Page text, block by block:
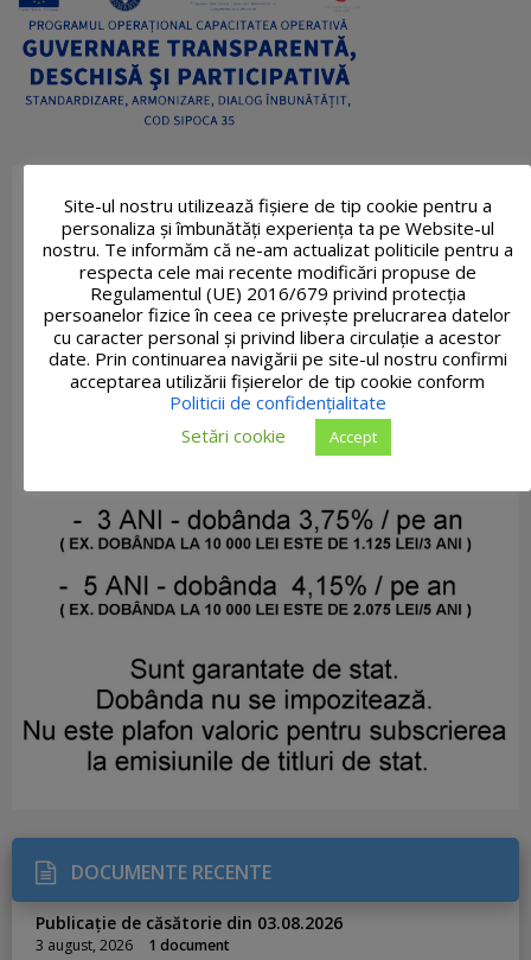
DOCUMENTE RECENTE
Publicație de căsătorie din 03.08.2026
3 august, 2026 1 document
Site-ul nostru utilizează fişiere de tip cookie pentru a
personaliza și îmbunătăți experiența ta pe Website-ul
nostru. Te informăm că ne-am actualizat politicile pentru a
respecta cele mai recente modificări propuse de
Regulamentul (UE) 2016/679 privind protecția
persoanelor fizice în ceea ce privește prelucrarea datelor
cu caracter personal și privind libera circulație a acestor
date. Prin continuarea navigării pe site-ul nostru confirmi
acceptarea utilizării fişierelor de tip cookie conform
Politicii de confidențialitate
Setări cookie
Accept